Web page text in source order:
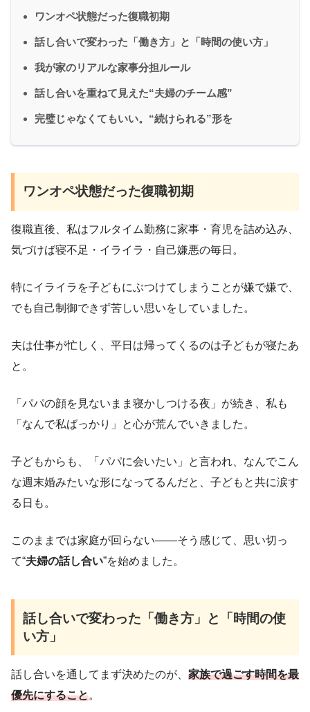
ワンオペ状態だった復職初期
話し合いで変わった「働き方」と「時間の使い方」
我が家のリアルな家事分担ルール
話し合いを重ねて見えた“夫婦のチーム感”
完璧じゃなくてもいい。“続けられる”形を
ワンオペ状態だった復職初期
復職直後、私はフルタイム勤務に家事・育児を詰め込み、
気づけば寝不足・イライラ・自己嫌悪の毎日。
特にイライラを子どもにぶつけてしまうことが嫌で嫌で、
でも自己制御できず苦しい思いをしていました。
夫は仕事が忙しく、平日は帰ってくるのは子どもが寝たあ
と。
「パパの顔を見ないまま寝かしつける夜」が続き、私も
「なんで私ばっかり」と心が荒んでいきました。
子どもからも、「パパに会いたい」と言われ、なんでこん
な週末婚みたいな形になってるんだと、子どもと共に涙す
る日も。
このままでは家庭が回らない——そう感じて、思い切っ
て“夫婦の話し合い”を始めました。
話し合いで変わった「働き方」と「時間の使
い方」
話し合いを通してまず決めたのが、 家族で過ごす時間を最
優先にすること。